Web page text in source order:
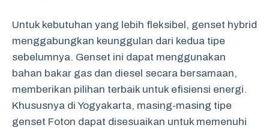
Untuk kebutuhan yang lebih fleksibel, genset hybrid
menggabungkan keunggulan dari kedua tipe
sebelumnya. Genset ini dapat menggunakan
bahan bakar gas dan diesel secara bersamaan,
memberikan pilihan terbaik untuk efisiensi energi.
Khususnya di Yogyakarta, masing-masing tipe
genset Foton dapat disesuaikan untuk memenuhi